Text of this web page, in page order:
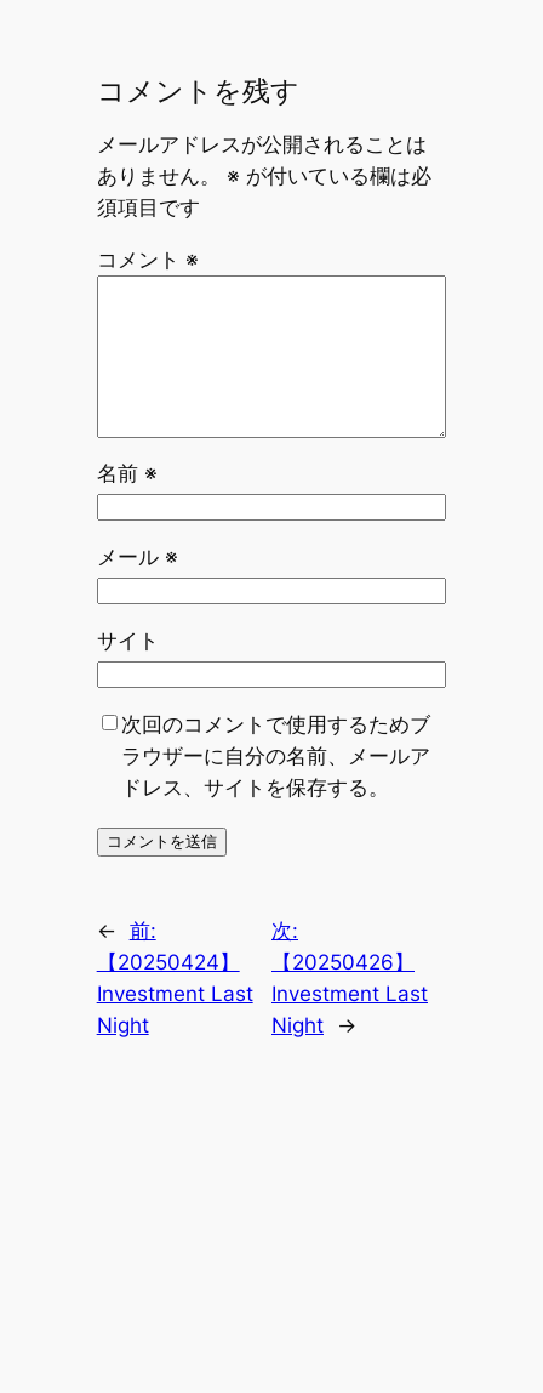
コメントを残す
メールアドレスが公開されることは
ありません。
※ が付いている欄は必
須項目です
コメント ※
名前 ※
メール ※
サイト
次回のコメントで使用するためブ
ラウザーに自分の名前、メールア
ドレス、サイトを保存する。
← 前:
【20250424】
Investment Last
Night
次:
【20250426】
Investment Last
Night
→